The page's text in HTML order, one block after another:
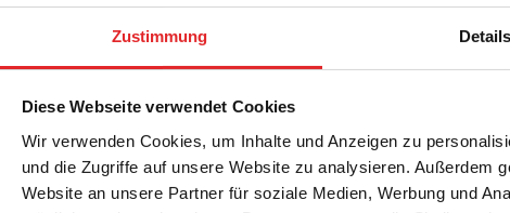
Zustimmung Details
Diese Webseite verwendet Cookies
Wir verwenden Cookies, um Inhalte und Anzeigen zu
und die Zugriffe auf unsere Website zu analysieren. Außerdem
Website an unsere Partner für soziale Medien, Werbung und
geprägt von den Stadtteilen Buda und Pest, vereint
imposante Bauten und multikulturelles Stadt leben
Klassenreise nach Budapest bietet Schüler:innen
in Geschichte, Architektur und Lebensgefühl mitten in